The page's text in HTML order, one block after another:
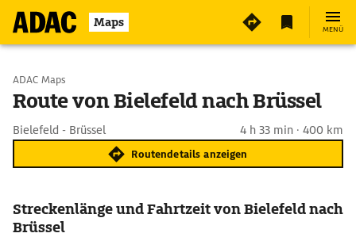
Maps MENÜ
Start wählen
ADAC Maps
Route von Bielefeld nach Brüssel
Bielefeld - Brüssel 4 h 33 min · 400 km
Routendetails anzeigen
Streckenlänge und Fahrtzeit von Bielefeld nach
Brüssel